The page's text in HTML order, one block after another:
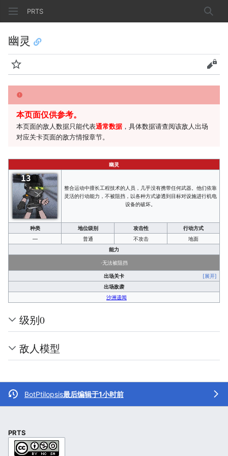
PRTS 搜索
幽灵
监视 查看
本页面仅供参考。
本页面的敌人数据只能代表通常数据 ，具体数据请查阅该敌人出场
对应关卡页面的敌方情报章节。
幽灵
13
整合运动中擅长工程技术的人员，几乎没有携带任何武器。他们依靠
灵活的行动能力，不被阻挡，以各种方式渗透到目标对设施进行机电
设备的破坏。
种类 地位级别 攻击性
行动方式
—
普通 不攻击
地面
能力
·无法被阻挡
出场关卡
[展开]
出场敌袭
沙洲遗闻
级别0
敌人模型
BotPtilopsis最后编辑于1小时前
PRTS